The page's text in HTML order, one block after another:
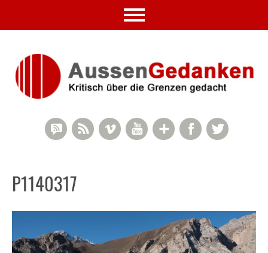
Twitter
Facebook
Google+
YouTube
Vimeo
RSS Feed
RSS Comments
P1140317